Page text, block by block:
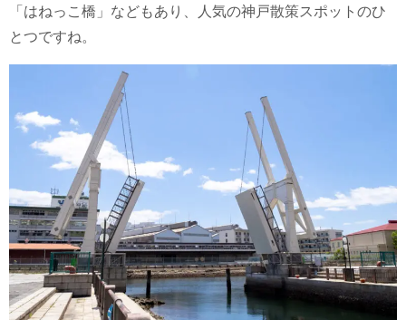
「はねっこ橋」などもあり、人気の神戸散策スポットのひ
とつですね。